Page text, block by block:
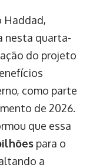
Haddad,
nesta quarta-
do projeto
como parte
de 2026.
que essa
para o
a